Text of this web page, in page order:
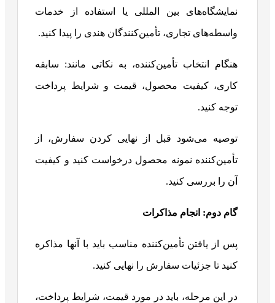
نمایشگاه‌های بین المللی یا استفاده از خدمات
واسطه‌های تجاری، تأمین‌کنندگان هندی را پیدا کنید.
هنگام انتخاب تأمین‌کننده، به نکاتی مانند: سابقه
کاری، کیفیت محصول، قیمت و شرایط پرداخت
توجه کنید.
توصیه می‌شود قبل از نهایی کردن سفارش، از
تأمین‌کننده نمونه محصول درخواست کنید و کیفیت
آن را بررسی کنید.
گام دوم: انجام مذاکرات
پس از یافتن تأمین‌کننده مناسب باید با آنها مذاکره
کنید تا جزئیات سفارش را نهایی کنید.
در این مرحله، باید در مورد قیمت، شرایط پرداخت،